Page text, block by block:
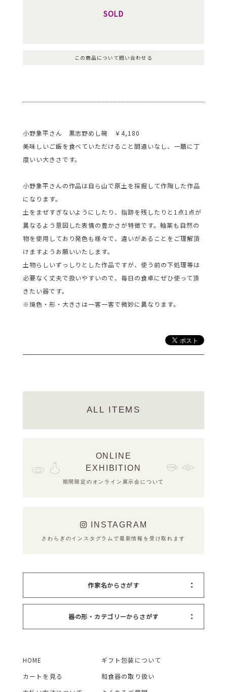
SOLD
この商品について問い合わせる
小野象平さん 黒志野めし碗 ￥4,180
美味しいご飯を食べていただけること間違いなし、一膳に丁
度いい大きさです。
小野象平さんの作品は自ら山で原土を採掘して作陶した作品
になります。
土をまぜすぎないようにしたり、指跡を残したりと1点1点が
異なるよう意図した表情の豊かさが特徴です。釉薬も自然の
物を使用しており発色も様々で、違いがあることをご理解頂
けますようお願いいたします。
土物らしいずっしりとした作品ですが、使う前の下処理等は
必要なく丈夫で扱いやすいので、毎日の食卓にぜひ使って頂
きたい器です。
※焼色・形・大きさは一客一客で微妙に異なります。
ALL ITEMS
ONLINE
EXHIBITION
期間限定のオンライン展示会について
INSTAGRAM
さわらぎのインスタグラムで最新情報を受け取れます
作家名からさがす
器の形・カテゴリーからさがす
HOME
カートを見る
ギフト包装について
和食器の取り扱い